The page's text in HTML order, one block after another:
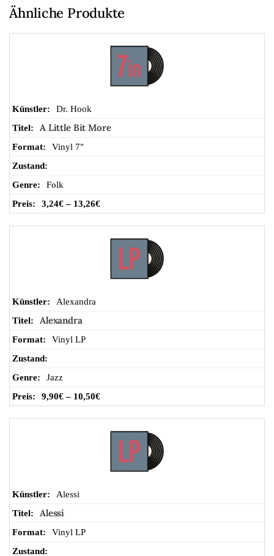
Wa
rb
Ähnliche Produkte
Dr. Hook
A Little Bit More
Vinyl 7"
Folk
3,24€ – 13,26€
Alexandra
Alexandra
Vinyl LP
Jazz
9,90€ – 10,50€
Alessi
Alessi
Vinyl LP